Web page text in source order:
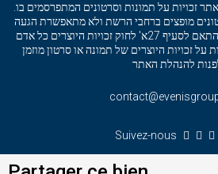
זכויות על תמונות וסרטונים המתפרסמים בו.
מופצים ברחבי הרשת ולא מתאפשרת הגעה
למקור החומר הויזאולי, לכן בהתאם לסעיף 27א' לחוק זכויות היוצרים כל אדם
על זכויות היוצרים של תמונה או סרטון מוזמן
להנהלת האתר
Suivez-nous